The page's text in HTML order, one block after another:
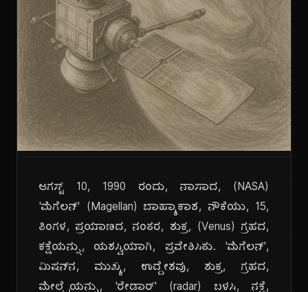
ಆಗಸ್ಟ್ 10, 1990 ರಂದು, ನಾಸಾದ, (NASA)
'ಮೆಗೆಲನ್' (Magellan) ಬಾಹ್ಯಾಕಾಶ, ನೌಕೆಯು, 15,
ತಿಂಗಳ, ಪ್ರಯಾಣದ, ನಂತರ, ಶುಕ್ರ, (Venus) ಗ್ರಹದ,
ಕಕ್ಷೆಯನ್ನು, ಯಶಸ್ವಿಯಾಗಿ, ಪ್ರವೇಶಿಸಿತು. 'ಮೆಗೆಲನ್',
ಮಿಷನ್‌ನ, ಮುಖ್ಯ, ಉದ್ದೇಶವು, ಶುಕ್ರ, ಗ್ರಹದ,
ಮೇಲ್ಮೈಯನ್ನು, 'ರೇಡಾರ್' (radar) ಬಳಸಿ, ನಕ್ಷೆ,